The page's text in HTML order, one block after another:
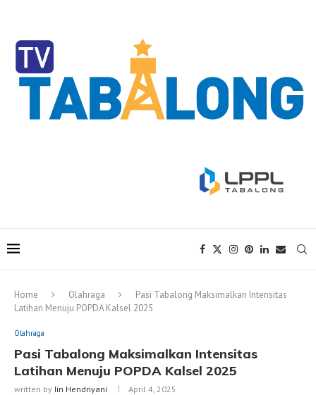
Home Olahraga
Pasi Tabalong Maksimalkan Intensitas
Latihan Menuju POPDA Kalsel 2025
Olahraga
Pasi Tabalong Maksimalkan Intensitas
Latihan Menuju POPDA Kalsel 2025
written by Iin Hendriyani April 4, 2025